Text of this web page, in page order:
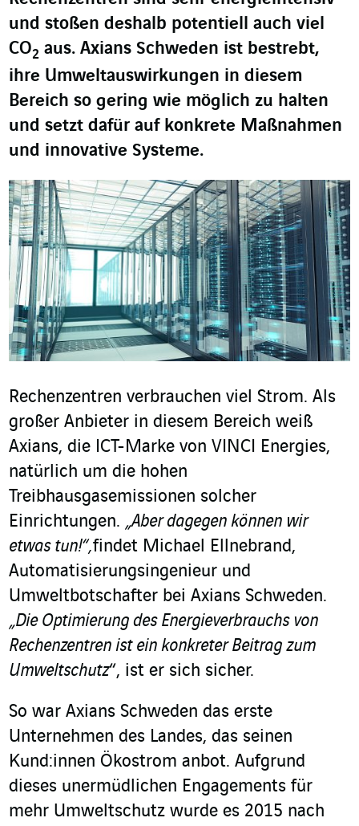
und stoßen deshalb potentiell auch viel
CO2 aus. Axians Schweden ist bestrebt,
ihre Umweltauswirkungen in diesem
Bereich so gering wie möglich zu halten
und setzt dafür auf konkrete Maßnahmen
und innovative Systeme.
Rechenzentren verbrauchen viel Strom. Als
großer Anbieter in diesem Bereich weiß
Axians, die ICT-Marke von VINCI Energies,
natürlich um die hohen
Treibhausgasemissionen solcher
Einrichtungen. „Aber dagegen können wir
etwas tun!“,findet Michael Ellnebrand,
Automatisierungsingenieur und
Umweltbotschafter bei Axians Schweden.
„Die Optimierung des Energieverbrauchs von
Rechenzentren ist ein konkreter Beitrag zum
Umweltschutz“, ist er sich sicher.
So war Axians Schweden das erste
Unternehmen des Landes, das seinen
Kund:innen Ökostrom anbot. Aufgrund
dieses unermüdlichen Engagements für
mehr Umweltschutz wurde es 2015 nach